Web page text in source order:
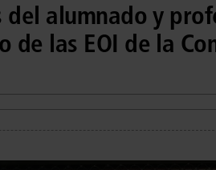
del alumnado y
de las EOI de la